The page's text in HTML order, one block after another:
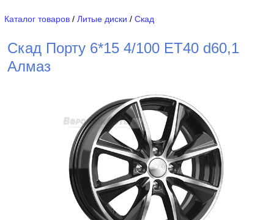
Каталог товаров / Литые диски / Скад
Скад Порту 6*15 4/100 ET40 d60,1
Алмаз